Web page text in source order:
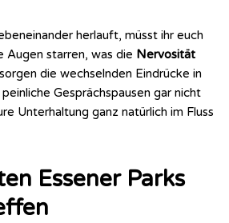
herlauft, müsst ihr euch
Augen starren, was die Nervosität
die wechselnden Eindrücke in
Gesprächspausen gar nicht
Unterhaltung ganz natürlich im Fluss
Essener Parks